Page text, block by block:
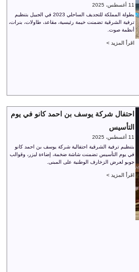
11 أغسطس، 2025
بطولة المملكة للتجديف الساحلي 2023 في الجبيل بتنظيم
ترفية الشرقية تضمنت خيمة رئيسية، مقاعد، طاولات، بنرات،
أنظمة صوت.
اقرأ المزيد >
احتفال شركة يوسف بن احمد كانو في يوم
التأسيس
11 أغسطس، 2025
بتنظيم ترفية الشرقية احتفالية شركة يوسف بن احمد كانو
في يوم التأسيس تضمنت شاشة ضخمة، إضاءة ليزر، وقوالب
جوبو لعرض الزخارف الوطنية على المبنى.
اقرأ المزيد >